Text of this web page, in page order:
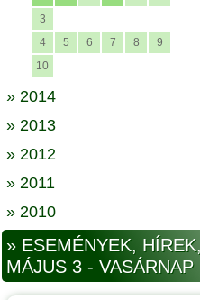
3
4
5 6 7 8
9
10
» 2014
» 2013
» 2012
» 2011
» 2010
» ESEMÉNYEK,
MÁJUS 3 - VASÁRNAP